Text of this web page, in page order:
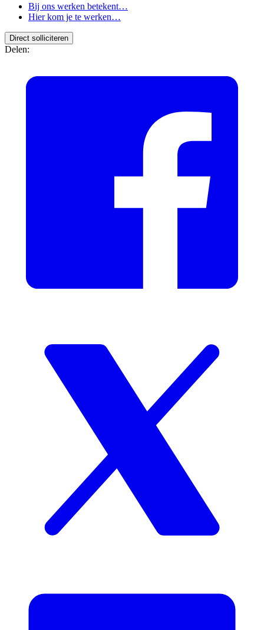
Bij ons werken betekent…
Hier kom je te werken…
Direct solliciteren
Delen: